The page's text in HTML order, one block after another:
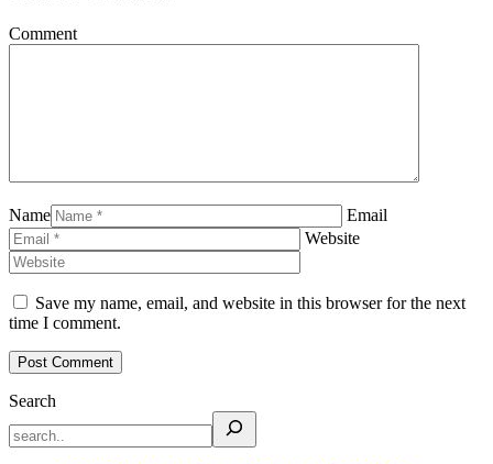
Comment
Name
Email
Website
Save my name, email, and website in this browser for the next
time I comment.
Search